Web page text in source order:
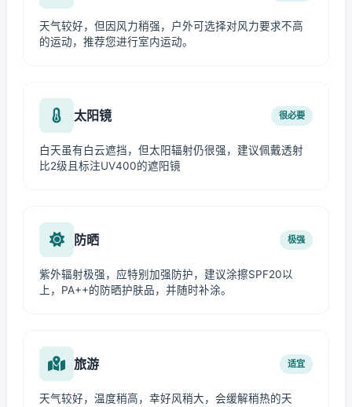
天气较好，但因风力稍强，户外可选择对风力要求不高
的运动，推荐您进行室内运动。
太阳镜 很必要
白天虽有白云遮挡，但太阳辐射仍很强，建议佩戴透射
比2级且标注UV400的遮阳镜
防晒 极强
紫外辐射极强，应特别加强防护，建议涂擦SPF20以
上，PA++的防晒护肤品，并随时补涂。
旅游 适宜
天气较好，温度稍高，幸好风稍大，会缓解稍热的天